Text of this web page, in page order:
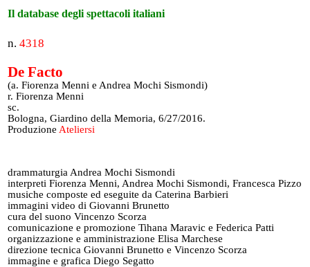
Il database degli spettacoli italiani
n. 4318
De Facto
(a. Fiorenza Menni e Andrea Mochi Sismondi)
r. Fiorenza Menni
sc.
Bologna, Giardino della Memoria, 6/27/2016.
Produzione Ateliersi
drammaturgia Andrea Mochi Sismondi
interpreti Fiorenza Menni, Andrea Mochi Sismondi, Francesca Pizzo
musiche composte ed eseguite da Caterina Barbieri
immagini video di Giovanni Brunetto
cura del suono Vincenzo Scorza
comunicazione e promozione Tihana Maravic e Federica Patti
organizzazione e amministrazione Elisa Marchese
direzione tecnica Giovanni Brunetto e Vincenzo Scorza
immagine e grafica Diego Segatto